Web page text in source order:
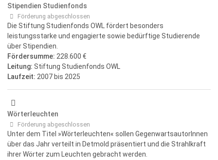
Stipendien Studienfonds
Förderung abgeschlossen
Die Stiftung Studienfonds OWL fördert besonders
leistungsstarke und engagierte sowie bedürftige Studierende
über Stipendien.
Fördersumme: 228.600 €
Leitung: Stiftung Studienfonds OWL
Laufzeit: 2007 bis 2025
Wörterleuchten
Förderung abgeschlossen
Unter dem Titel »Wörterleuchten« sollen GegenwartsautorInnen
über das Jahr verteilt in Detmold präsentiert und die Strahlkraft
ihrer Wörter zum Leuchten gebracht werden.